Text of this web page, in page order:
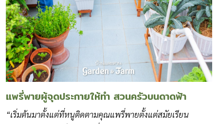
แพรี่พายผู้จุดประกายให้ทำ สวนครัวบนดาดฟ้า
“เริ่มต้นมาตั้งแต่ที่หนูติดตามคุณแพรี่พายตั้งแต่สมัยเรียน